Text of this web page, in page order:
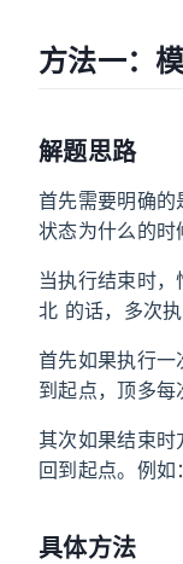
方法一：
解题思路
首先需要明确的
状态为什么的时
当执行结束时
北 的话，多次
首先如果执行一
到起点，顶多每
其次如果结束
回到起点。例如：
具体方法